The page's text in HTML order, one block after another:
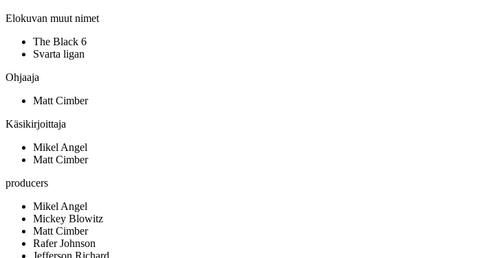
Elokuvan muut nimet
The Black 6
Svarta ligan
Ohjaaja
Matt Cimber
Käsikirjoittaja
Mikel Angel
Matt Cimber
producers
Mikel Angel
Mickey Blowitz
Matt Cimber
Rafer Johnson
Jefferson Richard